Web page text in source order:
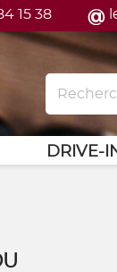
15 38
DRIVE-